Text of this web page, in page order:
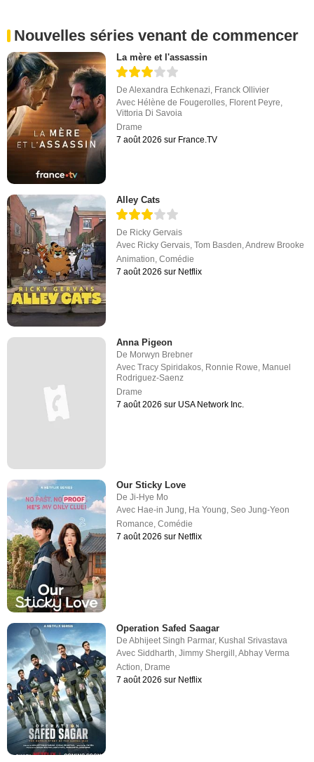
Nouvelles séries venant de commencer
La mère et l'assassin
DeAlexandra Echkenazi Franck Ollivier
Avec Hélène de Fougerolles Florent Peyre
Vittoria Di Savoia
Drame
7 août 2026 sur France.TV
Alley Cats
De Ricky Gervais
Avec Ricky Gervais,Tom Basden,Andrew Brooke
Animation,Comédie
7 août 2026 sur Netflix
Anna Pigeon
De Morwyn Brebner
AvecTracy Spiridakos, Ronnie Rowe, Manuel
Rodriguez-Saenz
Drame
7 août 2026 sur USA Network Inc.
Our Sticky Love
DeJi-Hye Mo
Avec Hae-in Jung, Ha Young,Seo Jung-Yeon
Romance,Comédie
7 août 2026 sur Netflix
Operation Safed Saagar
DeAbhijeet Singh Parmar, Kushal Srivastava
AvecSiddharth ,Jimmy Shergill ,Abhay Verma
Action Drame
7 août 2026 sur Netflix